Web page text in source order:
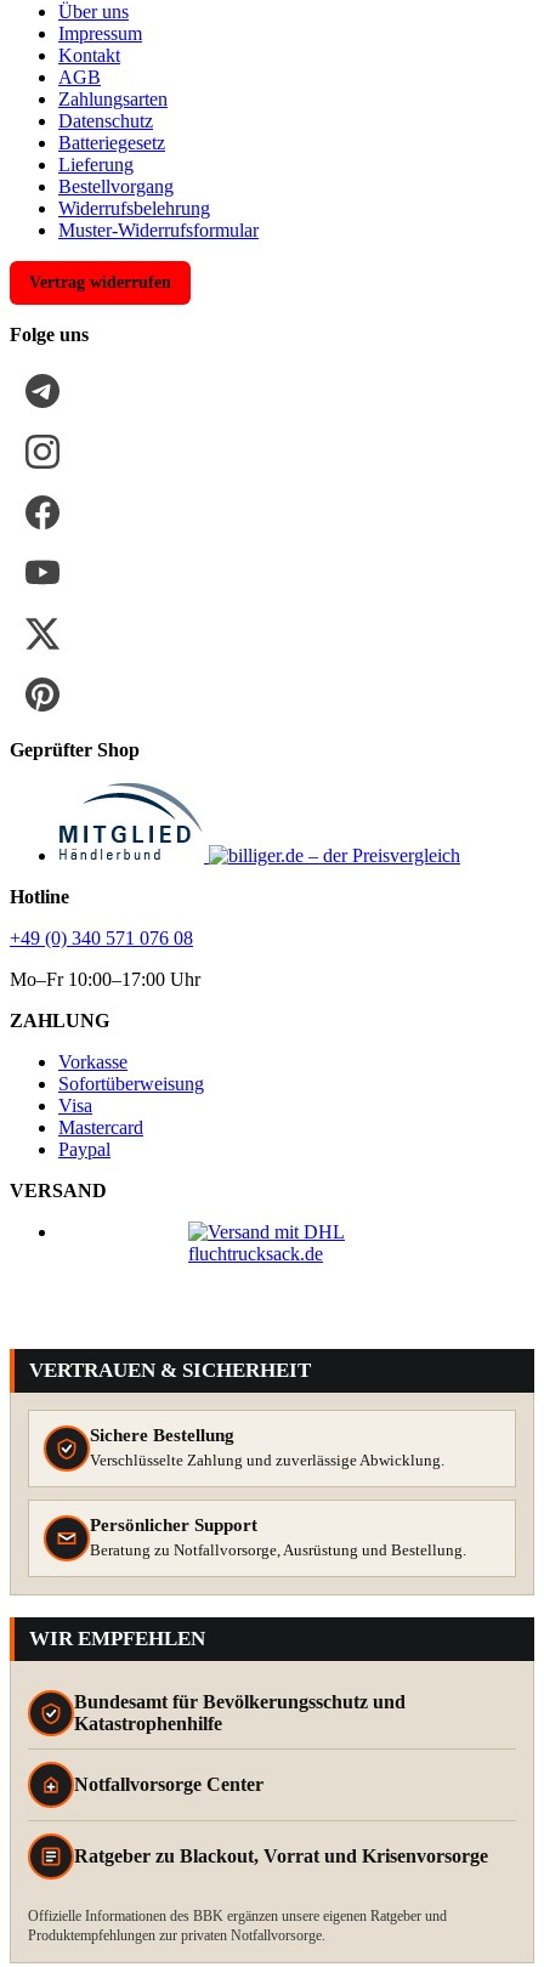
Über uns
Impressum
Kontakt
AGB
Zahlungsarten
Datenschutz
Batteriegesetz
Lieferung
Bestellvorgang
Widerrufsbelehrung
Muster-Widerrufsformular
Vertrag widerrufen
Folge uns
Geprüfter Shop
Hotline
+49 (0) 340 571 076 08
Mo–Fr 10:00–17:00 Uhr
ZAHLUNG
Vorkasse
Sofortüberweisung
Visa
Mastercard
Paypal
VERSAND
VERTRAUEN & SICHERHEIT
Sichere Bestellung
Verschlüsselte Zahlung und zuverlässige Abwicklung.
Persönlicher Support
Beratung zu Notfallvorsorge, Ausrüstung und Bestellung.
WIR EMPFEHLEN
Bundesamt für Bevölkerungsschutz und
Katastrophenhilfe
Notfallvorsorge Center
Ratgeber zu Blackout, Vorrat und Krisenvorsorge
Offizielle Informationen des BBK ergänzen unsere eigenen Ratgeber und
Produktempfehlungen zur privaten Notfallvorsorge.